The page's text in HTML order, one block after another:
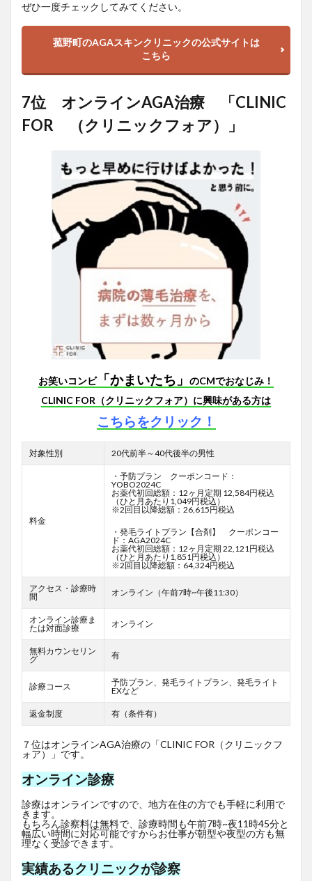
ぜひ一度チェックしてみてください。
菰野町のAGAスキンクリニックの公式サイトは
こちら
7位 オンラインAGA治療 「CLINIC
FOR （クリニックフォア）」
お笑いコンビ「かまいたち」 のCMでおなじみ！
CLINIC FOR（クリニックフォア）に興味がある方は
こちらをクリック！
対象性別 20代前半～40代後半の男性
料金
・予防プラン クーポンコード：
YOBO2024C
お薬代初回総額：12ヶ月定期 12,584円税込
（ひと月あたり1,049円税込）
※2回目以降総額：26,615円税込
・発毛ライトプラン【合剤】 クーポンコー
ド：AGA2024C
お薬代初回総額：12ヶ月定期 22,121円税込
（ひと月あたり1,851円税込）
※2回目以降総額：64,324円税込
アクセス・診療時
間
オンライン（午前7時~午後11:30）
オンライン診療ま
たは対面診療
オンライン
無料カウンセリン
グ
有
診療コース
予防プラン、発毛ライトプラン、発毛ライト
EXなど
返金制度 有（条件有）
７位はオンラインAGA治療の「CLINIC FOR（クリニックフ
ォア）」です。
オンライン診療
診療はオンラインですので、地方在住の方でも手軽に利用で
きます。
もちろん診察料は無料で、診療時間も午前7時~夜11時45分と
幅広い時間に対応可能ですからお仕事が朝型や夜型の方も無
理なく受診できます。
実績あるクリニックが診察